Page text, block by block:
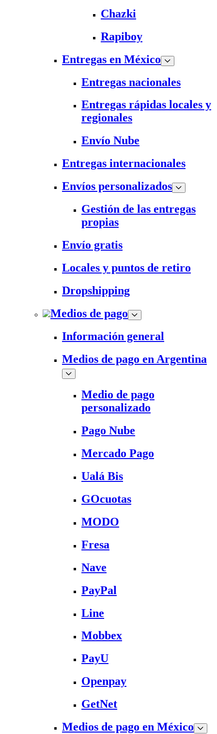
Chazki
Rapiboy
Entregas en México
Entregas nacionales
Entregas rápidas locales y
regionales
Envío Nube
Entregas internacionales
Envíos personalizados
Gestión de las entregas
propias
Envío gratis
Locales y puntos de retiro
Dropshipping
Medios de pago
Información general
Medios de pago en Argentina
Medio de pago
personalizado
Pago Nube
Mercado Pago
Ualá Bis
GOcuotas
MODO
Fresa
Nave
PayPal
Line
Mobbex
PayU
Openpay
GetNet
Medios de pago en México